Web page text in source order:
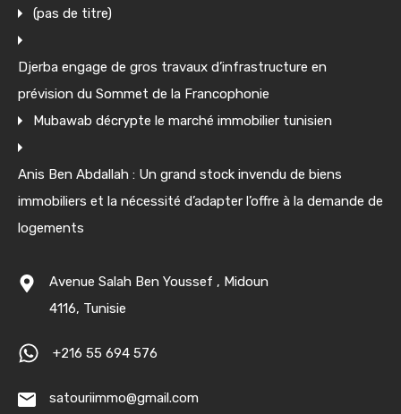
(pas de titre)
Djerba engage de gros travaux d’infrastructure en
prévision du Sommet de la Francophonie
Mubawab décrypte le marché immobilier tunisien
Anis Ben Abdallah : Un grand stock invendu de biens
immobiliers et la nécessité d’adapter l’offre à la demande de
logements
Avenue Salah Ben Youssef , Midoun
4116, Tunisie
+216 55 694 576
satouriimmo@gmail.com